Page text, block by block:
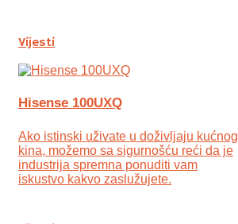
Vijesti
Hisense 100UXQ
Ako istinski uživate u doživljaju kućnog
kina, možemo sa sigurnošću reći da je
industrija spremna ponuditi vam
iskustvo kakvo zaslužujete.